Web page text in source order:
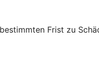
Frist zu